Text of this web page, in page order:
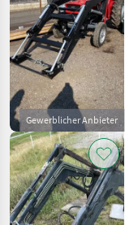
AKTUELLER
PFAD
Landtechnik
Traktorzubehoer
Frontlader
Massey
Ferguson
KATEGORIE
WÄHLEN
Massey Ferguson
Zurücksetzen
Gewerblicher Anbieter